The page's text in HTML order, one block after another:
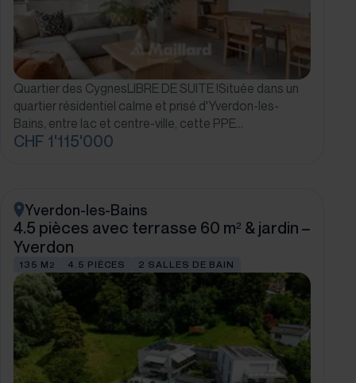
Quartier des CygnesLIBRE DE SUITE !Située dans un
quartier résidentiel calme et prisé d'Yverdon-les-
Bains, entre lac et centre-ville, cette PPE…
CHF 1'115'000
Yverdon-les-Bains
4.5 pièces avec terrasse 60 m² & jardin –
Yverdon
135 M 2 4.5 PIÈCES 2 SALLES DE BAIN